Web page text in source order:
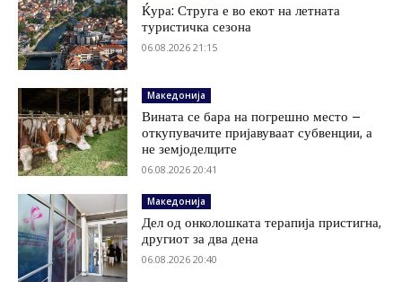
Ќура: Струга е во екот на летната
туристичка сезона
06.08.2026 21:15
Македонија
Вината се бара на погрешно место –
откупувачите пријавуваат субвенции, а
не земјоделците
06.08.2026 20:41
Македонија
Дел од онколошката терапија пристигна,
другиот за два дена
06.08.2026 20:40